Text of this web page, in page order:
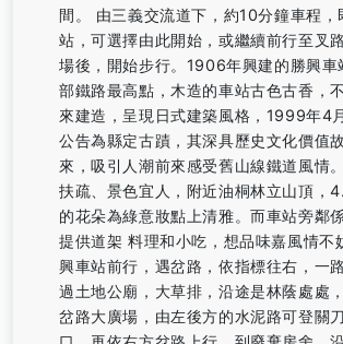
間。 由三義交流道下，約10分鐘車程，
站，可選擇由此開始，或繼續前行至叉
場後，開始步行。1906年興建的勝興車
部鐵路最高點，木造的車站古色古香，
來建造，呈現日式建築風格，1999年4
公告為縣定古蹟，其深具歷史文化價值
來，吸引人潮前來感受舊山線鐵道風情
扶疏、景色宜人，附近油桐林立山頂，
的花朵為綠意妝點上清雅。而車站旁鄰
提供道架 料理和小吃，想品味嘉風情不
興車站前行，遇岔路，依指標往右，一
過土地公廟，大草排，沿途是林蔭處處
岔路大廣場，由左後方的水泥路可登關